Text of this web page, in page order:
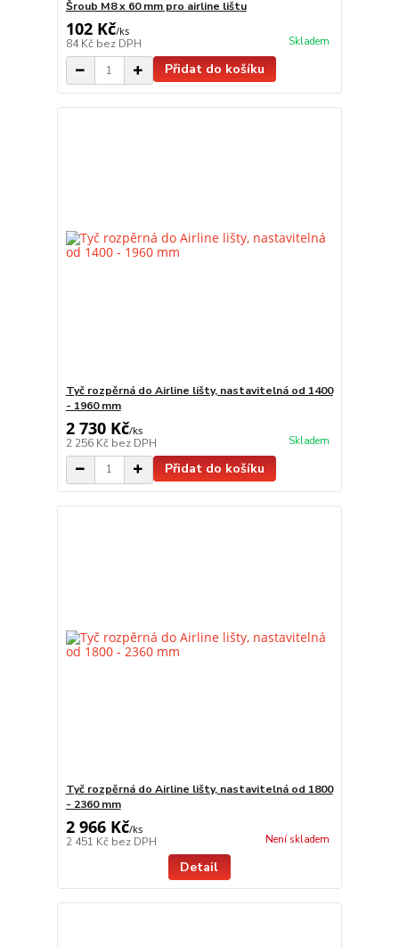
Šroub M8 x 60 mm pro airline lištu
102 Kč/ks
84 Kč bez DPH Skladem
Přidat do košíku
Tyč rozpěrná do Airline lišty, nastavitelná od 1400
- 1960 mm
2 730 Kč/ks
2 256 Kč bez DPH Skladem
Přidat do košíku
Tyč rozpěrná do Airline lišty, nastavitelná od 1800
- 2360 mm
2 966 Kč/ks
2 451 Kč bez DPH Není skladem
Detail